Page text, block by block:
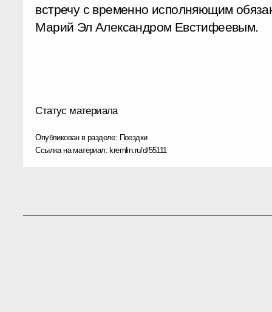
встречу с временно исполняющим
Марий Эл Александром Евстифеевым.
Статус материала
Опубликован в разделе: Поездки
Ссылка на материал: kremlin.ru/d/55111